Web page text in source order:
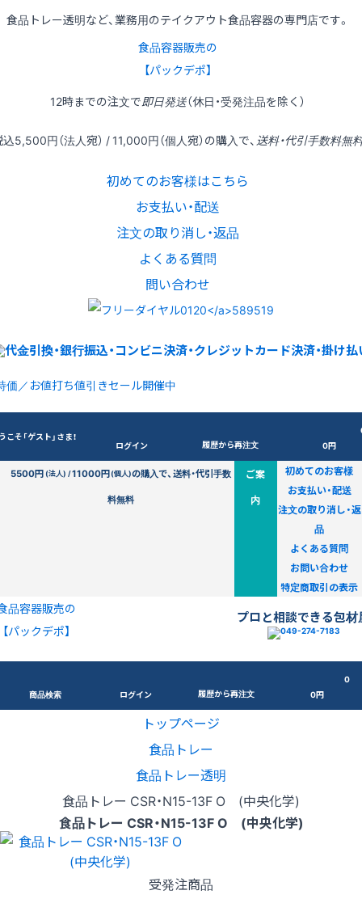
食品トレー透明など、業務用のテイクアウト食品容器の専門店です。
食品容器販売の
【パックデポ】
12時までの注文で即日発送（休日・受発注品を除く）
込5,500円（法人宛） / 11,000円（個人宛）の購入で、 送料・代引手数料無
初めてのお客様はこちら
お支払い・配送
注文の取り消し・返品
よくある質問
問い合わせ
価／お値打ち値引きセール開催中
こそ「ゲスト」さま！
ログイン 履歴から再注文
0円
5500円(法人) /11000円(個人)の購入で、送料・代引手数
料無料
ご案
内
初めてのお客様
お支払い・配送
注文の取り消し・返
品
よくある質問
お問い合わせ
特定商取引の表示
品容器販売の
【パックデポ】
プロと相談できる包材
商品検索 ログイン 履歴から再注文
0
0円
トップページ
食品トレー
食品トレー透明
食品トレー CSR・N15-13F O (中央化学)
食品トレー CSR・N15-13F O (中央化学)
受発注商品